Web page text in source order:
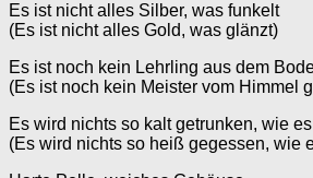
Es ist nicht alles Silber, was funkelt
(Es ist nicht alles Gold, was glänzt)
Es ist noch kein Lehrling aus dem
(Es ist noch kein Meister vom Himmel
Es wird nichts so kalt getrunken, wie
(Es wird nichts so heiß gegessen, wie